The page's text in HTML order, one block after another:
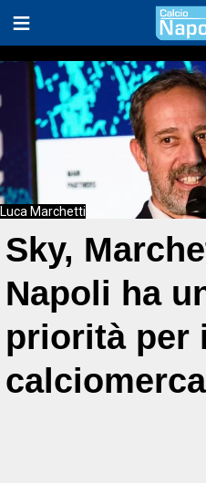
Luca Marchetti
Sky,
Napoli ha
priorità per